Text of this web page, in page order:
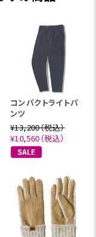
コンパクトライトパ
ンツ
¥13,200（税込）
¥10,560（税込）